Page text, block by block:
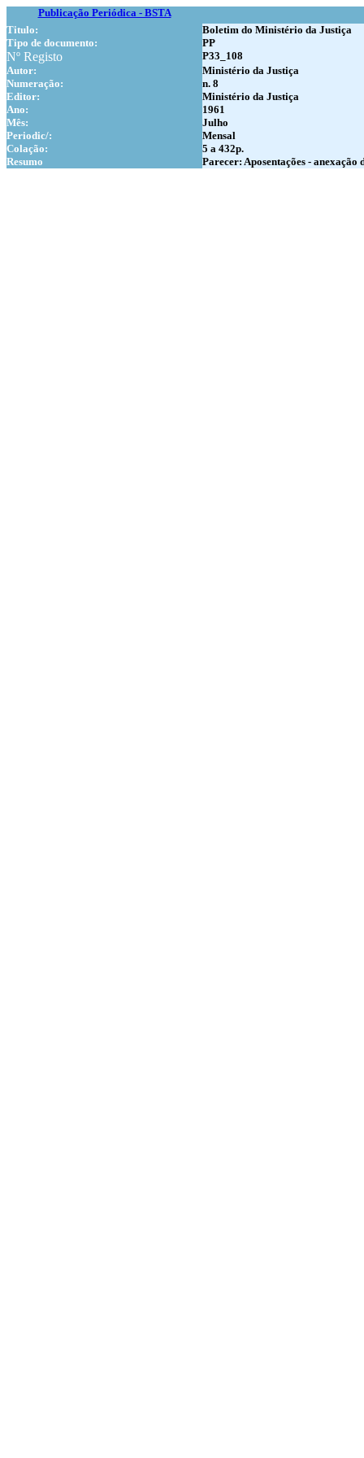
Publicação Periódica - BSTA
Titulo:
Boletim do Ministério da Justiça
Tipo de documento:
PP
Nº Registo
P33_108
Autor:
Ministério da Justiça
Numeração:
n. 8
Editor:
Ministério da Justiça
Ano:
1961
Mês:
Julho
Periodic/:
Mensal
Colação:
5 a 432p.
Resumo
Parecer: Aposentações -